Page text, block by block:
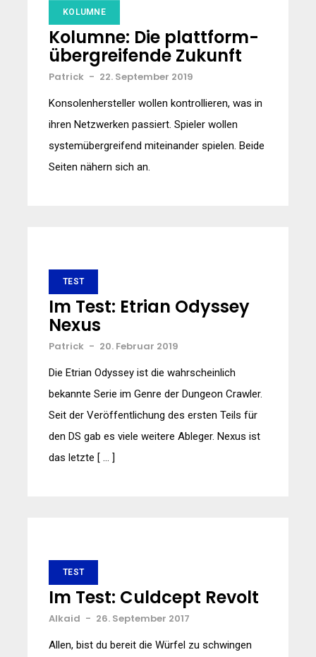
KOLUMNE
Kolumne: Die plattform-
übergreifende Zukunft
Patrick - 22. September 2019
Konsolenhersteller wollen kontrollieren, was in
ihren Netzwerken passiert. Spieler wollen
systemübergreifend miteinander spielen. Beide
Seiten nähern sich an.
TEST
Im Test: Etrian Odyssey
Nexus
Patrick - 20. Februar 2019
Die Etrian Odyssey ist die wahrscheinlich
bekannte Serie im Genre der Dungeon Crawler.
Seit der Veröffentlichung des ersten Teils für
den DS gab es viele weitere Ableger. Nexus ist
das letzte [ … ]
TEST
Im Test: Culdcept Revolt
Alkaid - 26. September 2017
Allen, bist du bereit die Würfel zu schwingen